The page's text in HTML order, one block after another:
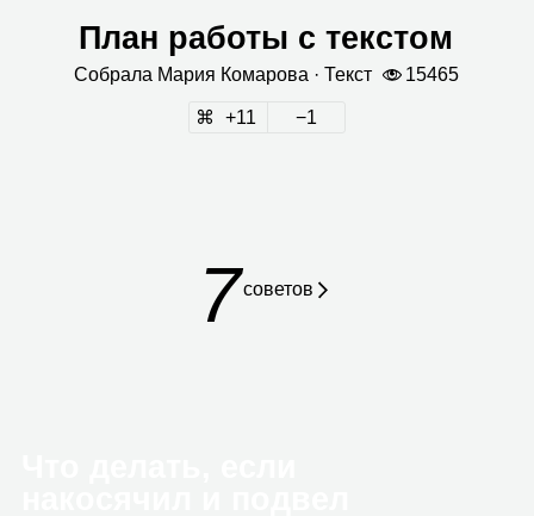
План работы с текстом
Собрала Мария Кома­рова · Текст 15465
11 1
7сове­тов